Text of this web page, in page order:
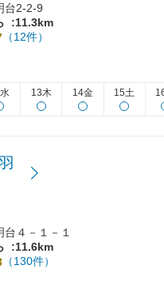
台2-2-9
:11.3km
（12件）
13木 14金 15土
４－１－１
:11.6km
（130件）